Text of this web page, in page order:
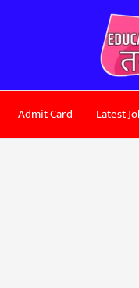
Admit Card Latest